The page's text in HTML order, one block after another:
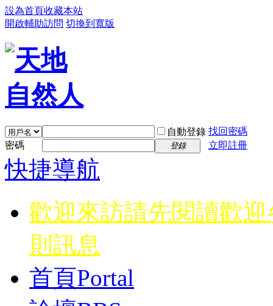
設為首頁收藏本站
開啟輔助訪問 切換到寬版
自動登錄 找回密碼
密碼
登錄 立即註冊
快捷導航
歡迎來訪請先閱讀歡迎
則訊息
首頁Portal